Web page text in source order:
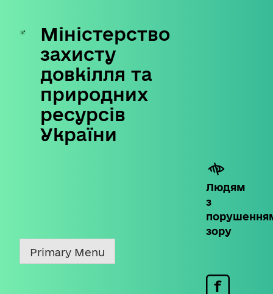
Skip
content
Міністерство
захисту
довкілля та
природних
ресурсів
України
Людям
з
зору
Primary Menu